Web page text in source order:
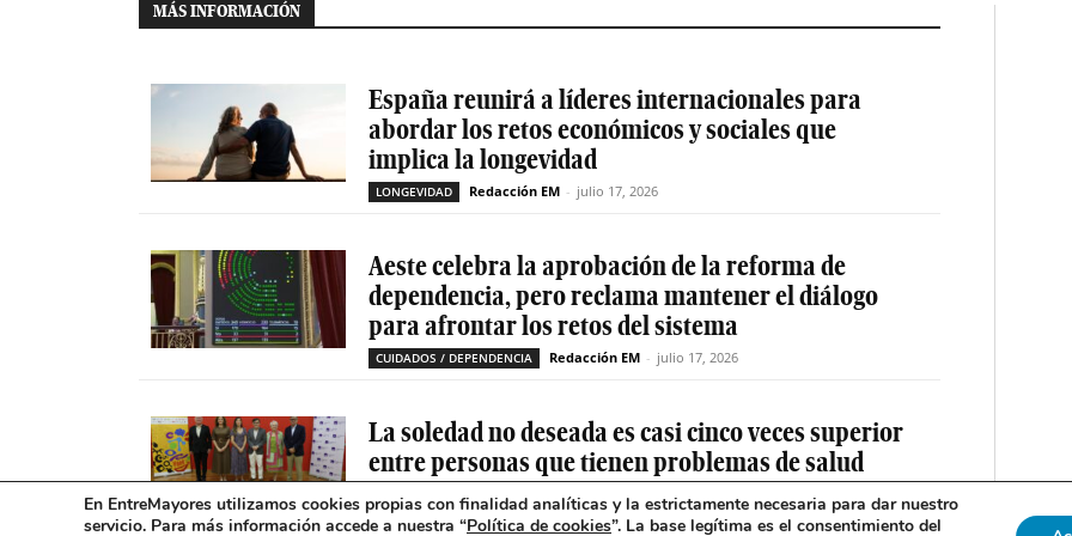
MÁS INFORMACIÓN
España reunirá a líderes internacionales para
abordar los retos económicos y sociales que
implica la longevidad
LONGEVIDAD Redacción EM - julio 17, 2026
Aeste celebra la aprobación de la reforma de
dependencia, pero reclama mantener el diálogo
para afrontar los retos del sistema
CUIDADOS / DEPENDENCIA Redacción EM - julio 17, 2026
La soledad no deseada es casi cinco veces superior
entre personas que tienen problemas de salud
mental
SOLEDAD NO DESEADA Redacción EM - julio 16, 2026
En EntreMayores utilizamos cookies propias con finalidad analíticas y la estrictamente necesaria para dar nuestro
servicio. Para más información accede a nuestra “Política de cookies”. La base legítima es el consentimiento del